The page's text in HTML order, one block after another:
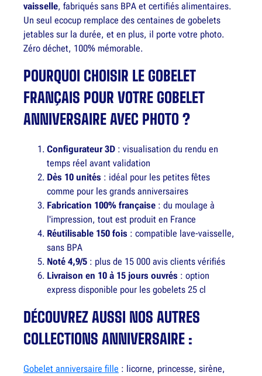
vaisselle, fabriqués sans BPA et certifiés alimentaires.
Un seul ecocup remplace des centaines de gobelets
jetables sur la durée, et en plus, il porte votre photo.
Zéro déchet, 100% mémorable.
POURQUOI CHOISIR LE GOBELET
FRANÇAIS POUR VOTRE GOBELET
ANNIVERSAIRE AVEC PHOTO ?
Configurateur 3D : visualisation du rendu en
temps réel avant validation
Dès 10 unités : idéal pour les petites fêtes
comme pour les grands anniversaires
Fabrication 100% française : du moulage à
l'impression, tout est produit en France
Réutilisable 150 fois : compatible lave-vaisselle,
sans BPA
Noté 4,9/5 : plus de 15 000 avis clients vérifiés
Livraison en 10 à 15 jours ouvrés : option
express disponible pour les gobelets 25 cl
DÉCOUVREZ AUSSI NOS AUTRES
COLLECTIONS ANNIVERSAIRE :
Gobelet anniversaire fille : licorne, princesse, sirène,